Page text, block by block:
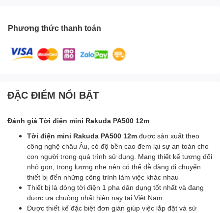
Phương thức thanh toán
ĐẶC ĐIỂM NỔI BẬT
Đánh giá Tời điện mini Rakuda PA500 12m
Tời điện mini Rakuda PA500 12m được sản xuất theo
công nghệ châu Âu, có độ bền cao đem lại sự an toàn cho
con người trong quá trình sử dụng. Mang thiết kế tương đối
nhỏ gọn, trọng lượng nhẹ nên có thể dễ dàng di chuyển
thiết bị đến những công trình làm việc khác nhau
Thiết bị là dòng tời điện 1 pha dân dụng tốt nhất và đang
được ưa chuộng nhất hiện nay tại Việt Nam.
Được thiết kế đặc biệt đơn giản giúp việc lắp đặt và sử